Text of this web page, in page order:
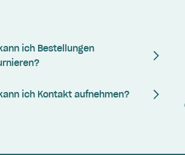
ich Bestellungen
ich Kontakt aufnehmen?